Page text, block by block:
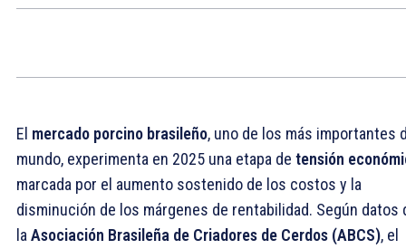
El mercado porcino brasileño, uno de los más importantes
mundo, experimenta en 2025 una etapa de tensión
marcada por el aumento sostenido de los costos y la
disminución de los márgenes de rentabilidad. Según datos
la Asociación Brasileña de Criadores de Cerdos (ABCS), el